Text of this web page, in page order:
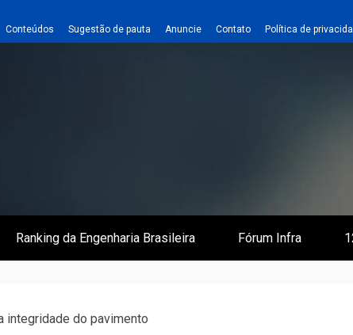
Conteúdos Sugestão de pauta Anuncie Contato Política de
O Empreiteiro
Ranking da Engenharia Brasileira Fórum Infra
integridade do pavimento